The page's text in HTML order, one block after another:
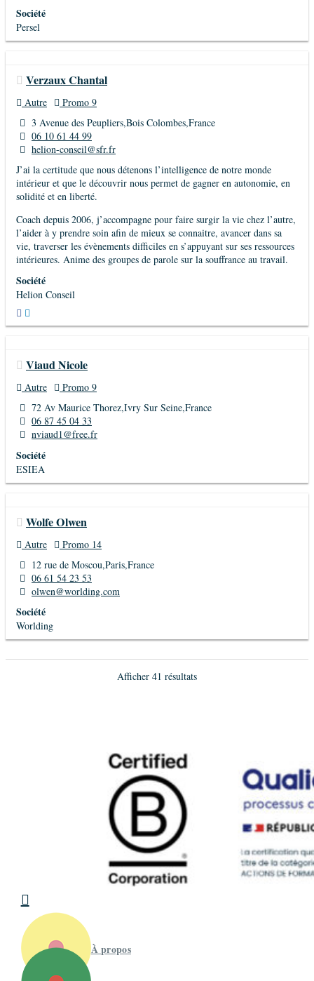
Société
Persel
Verzaux Chantal
Autre
Promo 9
3 Avenue des Peupliers,Bois Colombes,France
06 10 61 44 99
helion-conseil@sfr.fr
J’ai la certitude que nous détenons l’intelligence de notre monde
intérieur et que le découvrir nous permet de gagner en autonomie, en
solidité et en liberté.
Coach depuis 2006, j’accompagne pour faire surgir la vie chez l’autre,
l’aider à y prendre soin afin de mieux se connaitre, avancer dans sa
vie, traverser les évènements difficiles en s’appuyant sur ses ressources
intérieures. Anime des groupes de parole sur la souffrance au travail.
Société
Helion Conseil
Viaud Nicole
Autre
Promo 9
72 Av Maurice Thorez,Ivry Sur Seine,France
06 87 45 04 33
nviaud1@free.fr
Société
ESIEA
Wolfe Olwen
Autre
Promo 14
12 rue de Moscou,Paris,France
06 61 54 23 53
olwen@worlding.com
Société
Worlding
Afficher 41 résultats

À propos